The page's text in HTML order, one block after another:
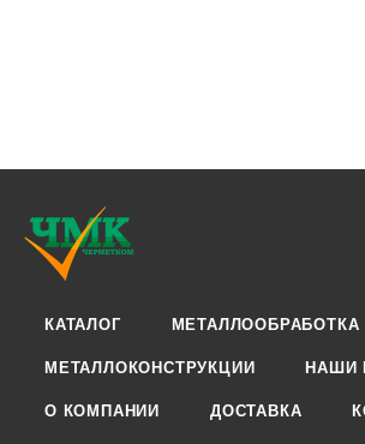
КАТАЛОГ МЕТАЛЛООБРАБОТКА
МЕТАЛЛОКОНСТРУКЦИИ НАШИ
О КОМПАНИИ ДОСТАВКА